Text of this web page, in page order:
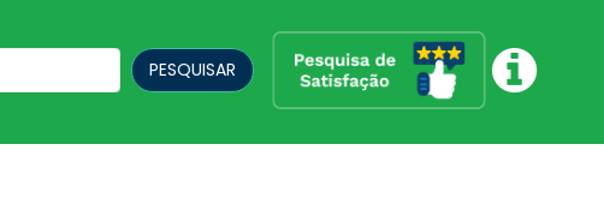
PESQUISAR